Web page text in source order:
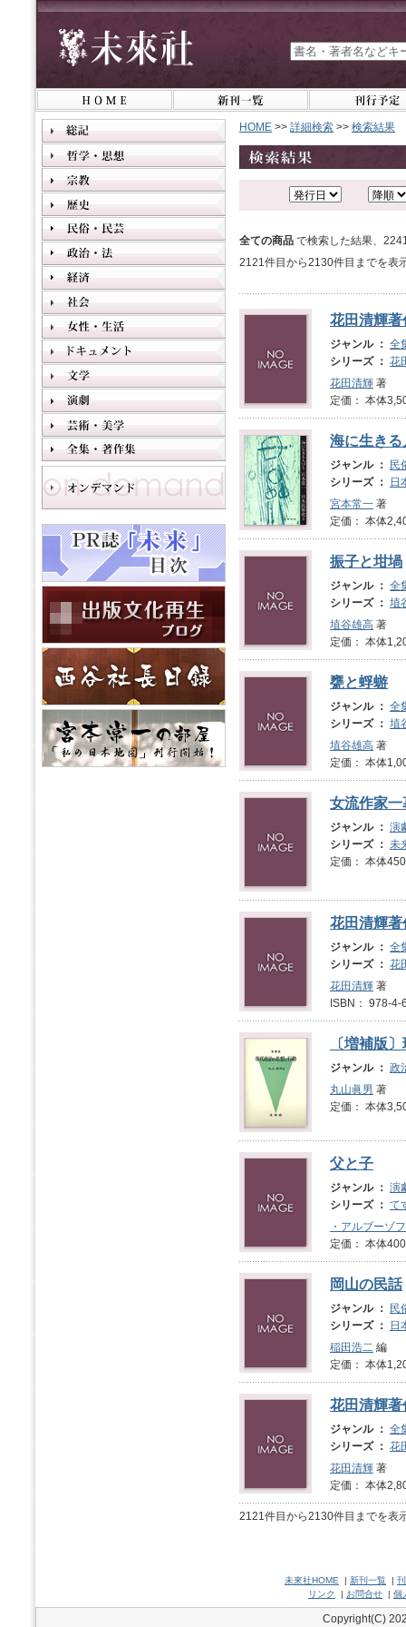
HOME >> 詳細検索 >> 検索結果
全ての商品 で検索した結果、
2121件目から2130件目までを表
花田清輝
ジャンル ： 全
シリーズ ： 花
花田清輝 著
定価： 本体
海に生きる
ジャンル ：
民
シリーズ ：
日
宮本常一 著
定価： 本体
振子と坩堝
ジャンル ： 全
シリーズ ： 埴
埴谷雄高 著
定価： 本体
甕と蜉蝣
ジャンル ： 全
シリーズ ： 埴
埴谷雄高 著
定価： 本体
女流作家
ジャンル ： 演
シリーズ ： 未
定価： 本体
花田清輝
ジャンル ： 全
シリーズ ： 花
花田清輝 著
ISBN： 978-
〔増補版
ジャンル ： 政
丸山眞男 著
定価： 本体
父と子
ジャンル ： 演
シリーズ ： て
・アルブーゾフ
定価： 本体
岡山の民話
ジャンル ：
民
シリーズ ：
日
稲田浩二 編
定価： 本体
花田清輝
ジャンル ： 全
シリーズ ： 花
花田清輝 著
定価： 本体
2121件目から2130件目までを表
未來社HOME | 新刊一覧 |
リンク
| お問合せ | 個
Copyright(C)